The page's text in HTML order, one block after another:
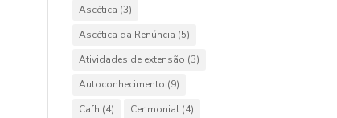
Ascética (3)
Ascética da Renúncia (5)
Atividades de extensão (3)
Autoconhecimento (9)
Cafh (4) Cerimonial (4)